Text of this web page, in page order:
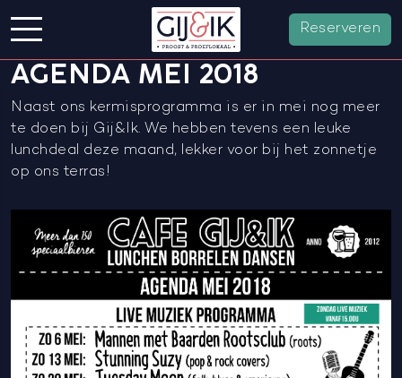
Reserveren
AGENDA MEI 2018
Naast ons kermisprogramma is er in mei nog meer
te doen bij Gij&Ik. We hebben tevens een leuke
lunchdeal deze maand, lekker voor bij het zonnetje
op ons terras!